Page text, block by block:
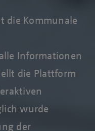
die Kommunale
Informationen
die Plattform
wurde
der